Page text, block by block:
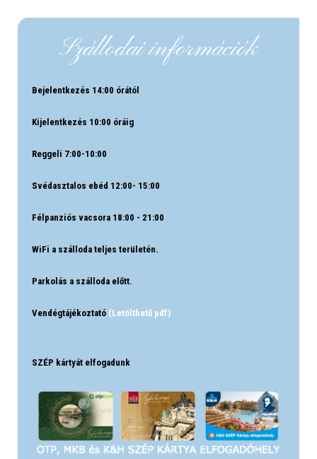
Szállodai információk
Bejelentkezés 14:00 órától
Kijelentkezés 10:00 óráig
Reggeli 7:00-10:00
Svédasztalos ebéd 12:00- 15:00
Félpanziós vacsora 18:00 - 21:00
WiFi a szálloda teljes területén.
Parkolás a szálloda előtt.
Vendégtájékoztató (Letölthető pdf)
SZÉP kártyát elfogadunk